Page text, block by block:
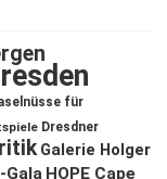
für
Dresdner
Galerie Holger
Gala HOPE Cape